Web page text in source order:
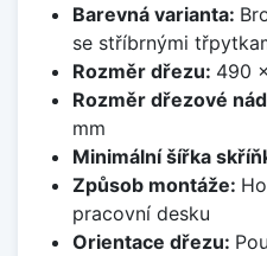
Barevná varianta:
se stříbrnými
Rozměr dřezu: 490
Rozměr dřezové
mm
Minimální šířka
Způsob montáže:
pracovní desku
Orientace dřezu: